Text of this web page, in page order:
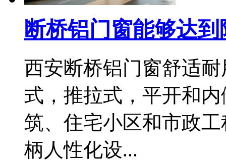
断桥铝门窗能够达
西安断桥铝门窗舒适
式，推拉式，平开和
筑、住宅小区和市政
柄人性化设...